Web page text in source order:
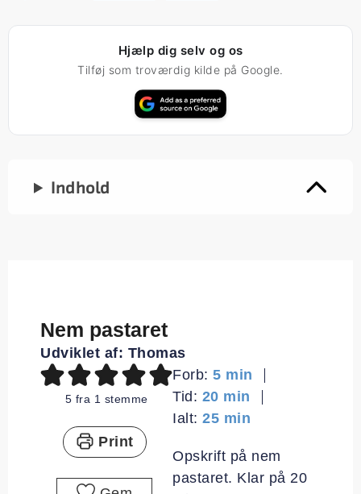
Hjælp dig selv og os
Tilføj som troværdig kilde på Google.
Indhold
Nem pastaret
Udviklet af: Thomas
5 fra 1 stemme
Print
Forb:5minutter
min
Tid: 20minutter
min
Ialt:25minutter
min
Opskrift på nem
pastaret. Klar på 20